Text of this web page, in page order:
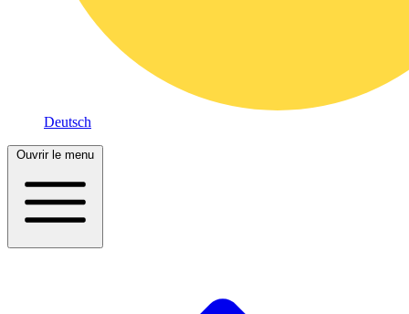
Deutsch
Ouvrir le menu